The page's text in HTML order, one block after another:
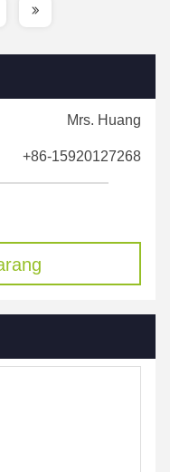
Mrs. Huang
+86-15920127268